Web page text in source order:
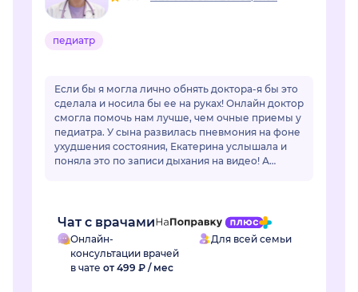
педиатр
Если бы я могла лично обнять доктора-я бы это
сделала и носила бы ее на руках! Онлайн доктор
смогла помочь нам лучше, чем очные приемы у
педиатра. У сына развилась пневмония на фоне
ухудшения состояния, Екатерина услышала и
поняла это по записи дыхания на видео! А
Чат с врачами
Онлайн-
консультации врачей
в чате от 499 ₽ / мес
Для всей семьи